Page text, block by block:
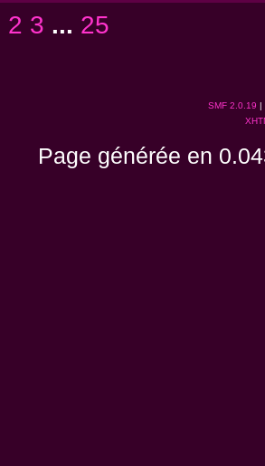
2 3 ... 25
SMF 2.0.19
Page générée en